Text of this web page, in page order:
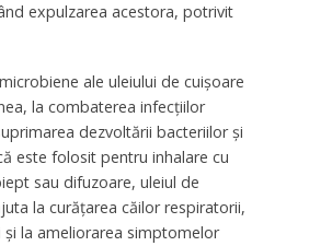
expulzarea acestora, potrivit
ale uleiului de cuișoare
la combaterea infecțiilor
dezvoltării bacteriilor și
este folosit pentru inhalare cu
sau difuzoare, uleiul de
la curățarea căilor respiratorii,
și la ameliorarea simptomelor